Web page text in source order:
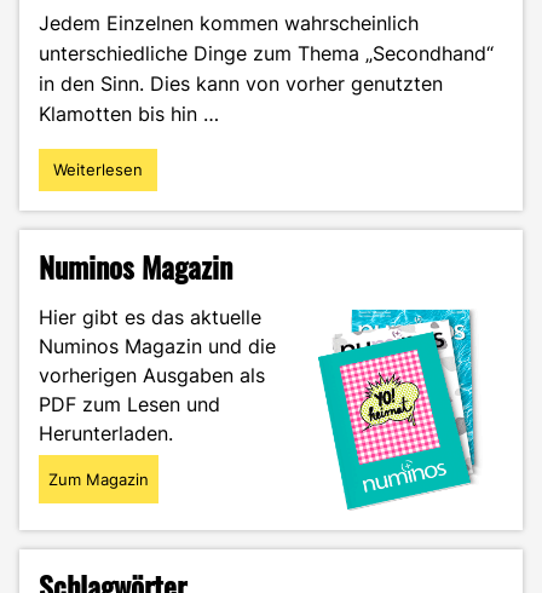
Jedem Einzelnen kommen wahrscheinlich
unterschiedliche Dinge zum Thema „Secondhand“
in den Sinn. Dies kann von vorher genutzten
Klamotten bis hin …
"Secondhand-
Shopping
Flohmarkt:
Schätze
in
Freiburg
und
Umgebung"
Weiterlesen
Numinos Magazin
Hier gibt es das aktuelle
Numinos Magazin und die
vorherigen Ausgaben als
PDF zum Lesen und
Herunterladen.
Zum Magazin